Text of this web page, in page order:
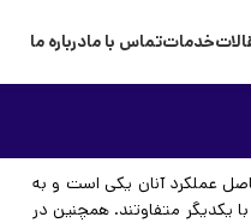
خدماتتماس با مادرباره ما
عملکرد آنان یکی است و به
یکدیگر متفاوتند. همچنین در